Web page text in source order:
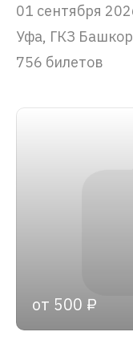
01 сентября
Уфа, ГКЗ
756 билетов
от 500 ₽